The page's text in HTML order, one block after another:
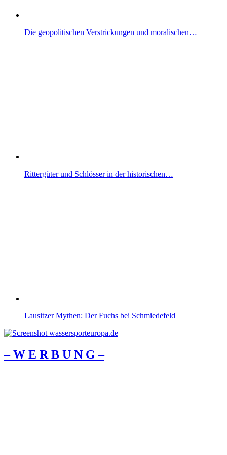
Die geopolitischen Verstrickungen und moralischen…
Rittergüter und Schlösser in der historischen…
Lausitzer Mythen: Der Fuchs bei Schmiedefeld
– W Ε R Β U Ν G –